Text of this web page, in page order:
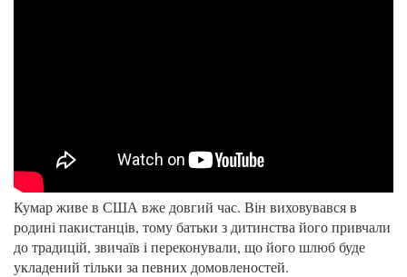
Кумар живе в США вже довгий час. Він виховувався в
родині пакистанців, тому батьки з дитинства його привчали
до традицій, звичаїв і переконували, що його шлюб буде
укладений тільки за певних домовленостей.